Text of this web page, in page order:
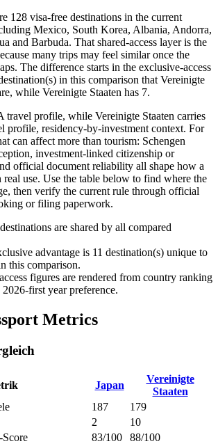
128 visa-free destinations in the current
Mexico, South Korea, Albania, Andorra,
and Barbuda. That shared-access layer is the
many trips may feel similar once the
The difference starts in the exclusive-access
in this comparison that Vereinigte
while Vereinigte Staaten has 7.
travel profile, while Vereinigte Staaten carries
profile, residency-by-investment context. For
can affect more than tourism: Schengen
investment-linked citizenship or
official document reliability all shape how a
real use. Use the table below to find where the
then verify the current rule through official
or filing paperwork.
are shared by all compared
advantage is 11 destination(s) unique to
this comparison.
figures are rendered from country ranking
first year preference.
Metrics
Japan
Vereinigte
Staaten
187
179
2
10
83/100
88/100